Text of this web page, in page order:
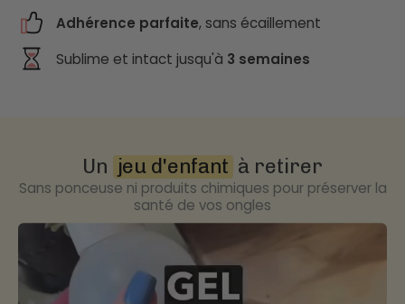
Adhérence parfaite, sans écaillement
Sublime et intact jusqu'à 3 semaines
Un jeu d'enfant à retirer
Sans ponceuse ni produits chimiques pour préserver la
santé de vos ongles